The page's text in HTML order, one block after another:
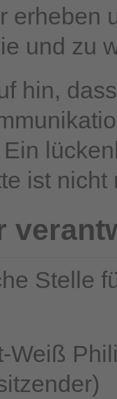
erheben
und zu
hin,
ist nicht
Stelle
Weiß